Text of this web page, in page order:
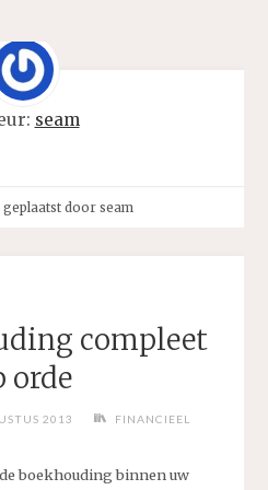
seam
door seam
compleet
orde
2013 FINANCIEEL
boekhouding binnen uw